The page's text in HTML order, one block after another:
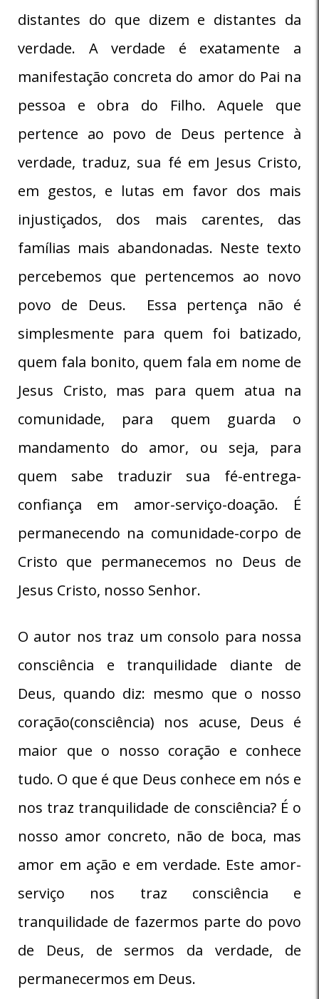
distantes do que dizem e distantes da
verdade. A verdade é exatamente a
manifestação concreta do amor do Pai na
pessoa e obra do Filho. Aquele que
pertence ao povo de Deus pertence à
verdade, traduz, sua fé em Jesus Cristo,
em gestos, e lutas em favor dos mais
injustiçados, dos mais carentes, das
famílias mais abandonadas. Neste texto
percebemos que pertencemos ao novo
povo de Deus. Essa pertença não é
simplesmente para quem foi batizado,
quem fala bonito, quem fala em nome de
Jesus Cristo, mas para quem atua na
comunidade, para quem guarda o
mandamento do amor, ou seja, para
quem sabe traduzir sua fé-entrega-
confiança em amor-serviço-doação. É
permanecendo na comunidade-corpo de
Cristo que permanecemos no Deus de
Jesus Cristo, nosso Senhor.
O autor nos traz um consolo para nossa
consciência e tranquilidade diante de
Deus, quando diz: mesmo que o nosso
coração(consciência) nos acuse, Deus é
maior que o nosso coração e conhece
tudo. O que é que Deus conhece em nós e
nos traz tranquilidade de consciência? É o
nosso amor concreto, não de boca, mas
amor em ação e em verdade. Este amor-
serviço nos traz consciência e
tranquilidade de fazermos parte do povo
de Deus, de sermos da verdade, de
permanecermos em Deus.